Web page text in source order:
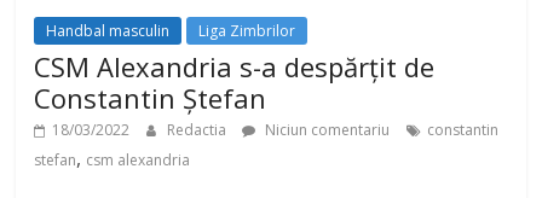
Handbal masculin Liga Zimbrilor
CSM Alexandria s-a despărțit de
Constantin Ștefan
18/03/2022 Redactia Niciun comentariu
constantin
stefan, csm alexandria